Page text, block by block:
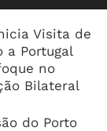
Visita de
a Portugal
no
Bilateral
do Porto
Procura
Aceleração